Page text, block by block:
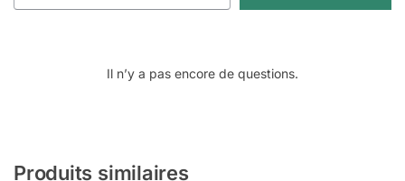
Il n’y a pas encore de questions.
Produits similaires